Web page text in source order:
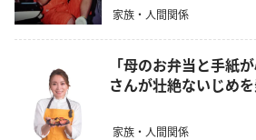
家族・人間関係
「母のお弁当と手紙
さんが壮絶ないじめ
家族・人間関係